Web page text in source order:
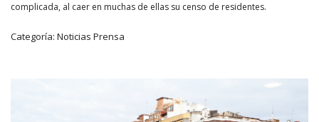
complicada, al caer en muchas de ellas su censo de residentes.
Categoría: Noticias Prensa